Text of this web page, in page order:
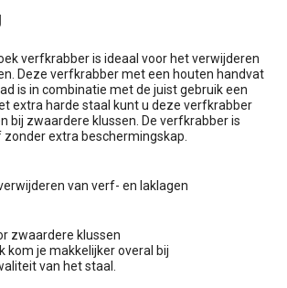
verfkrabber is ideaal voor het verwijderen
Deze verfkrabber met een houten handvat
is in combinatie met de juist gebruik een
extra harde staal kunt u deze verfkrabber
bij zwaardere klussen. De verfkrabber is
extra beschermingskap.
van verf- en laklagen
zwaardere klussen
kom je makkelijker overal bij
van het staal.